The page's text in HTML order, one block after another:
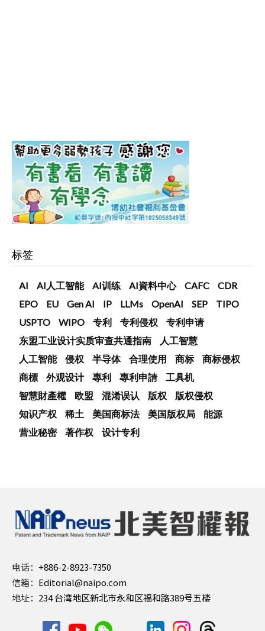
标签
AI AI人工智能 AI训练 AI資料中心 CAFC
CDR
EPO
EU Gen AI IP LLMs OpenAI SEP
TIPO
USPTO
WIPO 专利 专利侵权
专利申请
东盟工业设计实质审查共通指南
人工智慧
人工智能
侵权 半导体 合理使用 商标
商标侵权
商標
外观设计 專利 專利申請
工具机
智慧財產權
欧盟 混淆误认 版权
版权侵权
知识产权
稀土 美国商标法 美国版权局
能源
营业秘密
著作权 设计专利
电话： +886-2-8923-7350
信箱： Editorial@naipo.com
地址： 234 台湾地区新北市永和区福和路389号五楼